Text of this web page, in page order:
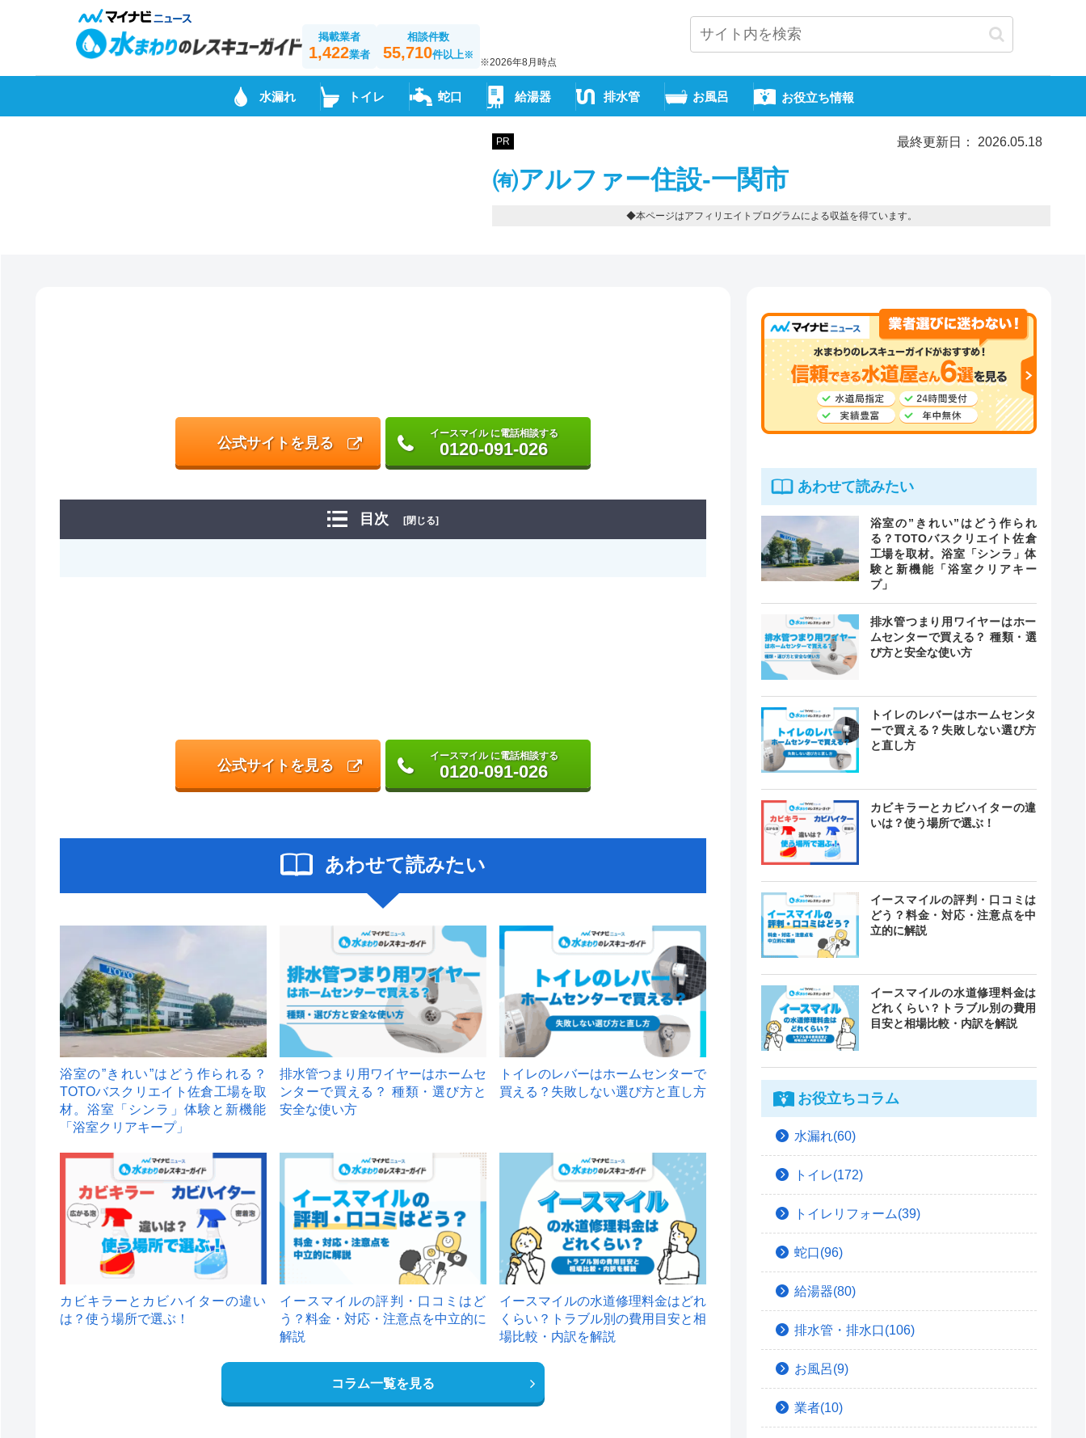
掲載業者
1,422業者
相談件数
55,710件以上※
※2026年8月時点
水漏れ トイレ 蛇口 給湯器 排水管 お風呂 お役立ち情報
PR 最終更新日： 2026.05.18
㈲アルファー住設-一関市
◆本ページはアフィリエイトプログラムによる収益を得ています。
公式サイトを見る
イースマイル に電話相談する
0120-091-026
目次 [閉じる]
公式サイトを見る
イースマイル に電話相談する
0120-091-026
あわせて読みたい
浴室の”きれい”はどう作られる？
TOTOバスクリエイト佐倉工場を取
材。浴室「シンラ」体験と新機能
「浴室クリアキープ」
排水管つまり用ワイヤーはホームセ
ンターで買える？ 種類・選び方と
安全な使い方
トイレのレバーはホームセンターで
買える？失敗しない選び方と直し方
カビキラーとカビハイターの違い
は？使う場所で選ぶ！
イースマイルの評判・口コミはど
う？料金・対応・注意点を中立的に
解説
イースマイルの水道修理料金はどれ
くらい？トラブル別の費用目安と相
場比較・内訳を解説
コラム一覧を見る
あわせて読みたい
浴室の”きれい”はどう作られ
る？TOTOバスクリエイト佐倉
工場を取材。浴室「シンラ」体
験と新機能「浴室クリアキー
プ」
排水管つまり用ワイヤーはホー
ムセンターで買える？ 種類・選
び方と安全な使い方
トイレのレバーはホームセンタ
ーで買える？失敗しない選び方
と直し方
カビキラーとカビハイターの違
いは？使う場所で選ぶ！
イースマイルの評判・口コミは
どう？料金・対応・注意点を中
立的に解説
イースマイルの水道修理料金は
どれくらい？トラブル別の費用
目安と相場比較・内訳を解説
お役立ちコラム
水漏れ(60)
トイレ(172)
トイレリフォーム(39)
蛇口(96)
給湯器(80)
排水管・排水口(106)
お風呂(9)
業者(10)